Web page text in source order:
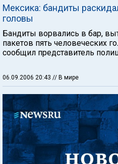
Мексика: бандиты
головы
Бандиты ворвались в бар,
пакетов пять человеческих
сообщил представитель
06.09.2006 20:43 // В мире